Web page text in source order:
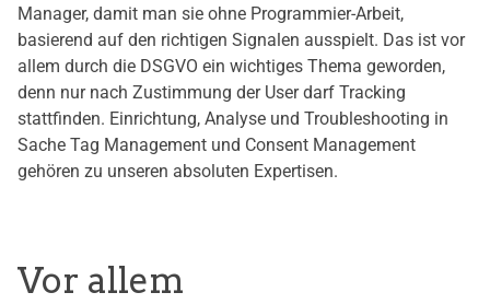
Manager, damit man sie ohne Programmier-Arbeit,
basierend auf den richtigen Signalen ausspielt. Das ist vor
allem durch die DSGVO ein wichtiges Thema geworden,
denn nur nach Zustimmung der User darf Tracking
stattfinden. Einrichtung, Analyse und Troubleshooting in
Sache Tag Management und Consent Management
gehören zu unseren absoluten Expertisen.
Vor allem